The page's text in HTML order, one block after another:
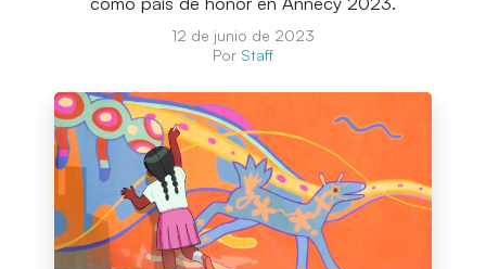
12 de junio de 2023
Por Staff